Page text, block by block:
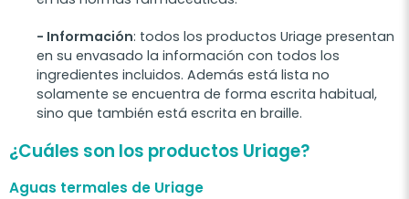
- Información: todos los productos Uriage presentan
en su envasado la información con todos los
ingredientes incluidos. Además está lista no
solamente se encuentra de forma escrita habitual,
sino que también está escrita en braille.
¿Cuáles son los productos Uriage?
Aguas termales de Uriage